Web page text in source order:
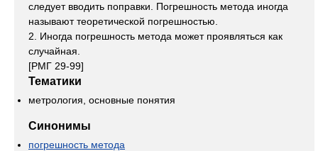
следует вводить поправки. Погрешность метода иногда
называют теоретической погрешностью.
2. Иногда погрешность метода может проявляться как
случайная.
[РМГ 29-99]
Тематики
метрология, основные понятия
Синонимы
погрешность метода